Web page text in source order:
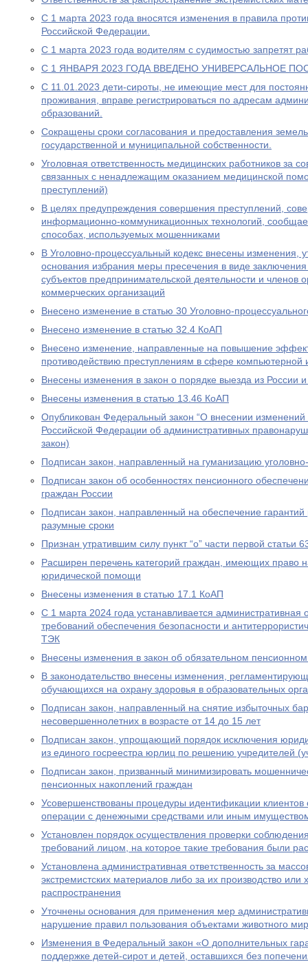
С 1 марта 2023 года вносятся изменения в правила
Российской Федерации.
С 1 марта 2023 года водителям с судимостью запретят
С 1 ЯНВАРЯ 2023 ГОДА ВВЕДЕНО УНИВЕРСАЛЬНОЕ
С 11.01.2023 дети-сироты, не имеющие мест для
проживания, вправе регистрироваться по адресам
образований.
Сокращены сроки согласования и предоставления
государственной и муниципальной собственности.
Уголовная ответственность медицинских работников за
связанных с ненадлежащим оказанием медицинской
преступлений)
В целях предупреждения совершения преступлений,
информационно-коммуникационных технологий,
способах, используемых мошенниками
В Уголовно-процессуальный кодекс внесены изменения,
основания избрания меры пресечения в виде
субъектов предпринимательской деятельности и членов
коммерческих организаций
Внесено изменение в статью 30 Уголовно-
Внесено изменение в статью 32.4 КоАП
Внесено изменение, направленные на повышение
противодействию преступлениям в сфере
Внесены изменения в закон о порядке выезда из России
Внесены изменения в статью 13.46 КоАП
Опубликован Федеральный закон “О внесении изменений
Российской Федерации об административных
закон)
Подписан закон, направленный на гуманизацию
Подписан закон об особенностях пенсионного
граждан России
Подписан закон, направленный на обеспечение
разумные сроки
Признан утратившим силу пункт “о” части первой статьи
Расширен перечень категорий граждан, имеющих право
юридической помощи
Внесены изменения в статью 17.1 КоАП
С 1 марта 2024 года устанавливается административная
требований обеспечения безопасности и
ТЭК
Внесены изменения в закон об обязательном
В законодательство внесены изменения,
обучающихся на охрану здоровья в образовательных
Подписан закон, направленный на снятие избыточных
несовершеннолетних в возрасте от 14 до 15 лет
Подписан закон, упрощающий порядок исключения
из единого госреестра юрлиц по решению учредителей
Подписан закон, призванный минимизировать
пенсионных накоплений граждан
Усовершенствованы процедуры идентификации
операции с денежными средствами или иным
Установлен порядок осуществления проверки
требований лицом, на которое такие требования были
Установлена административная ответственность за
экстремистских материалов либо за их производство или
распространения
Уточнены основания для применения мер
нарушение правил пользования объектами животного
Изменения в Федеральный закон «О дополнительных
поддержке детей-сирот и детей, оставшихся без